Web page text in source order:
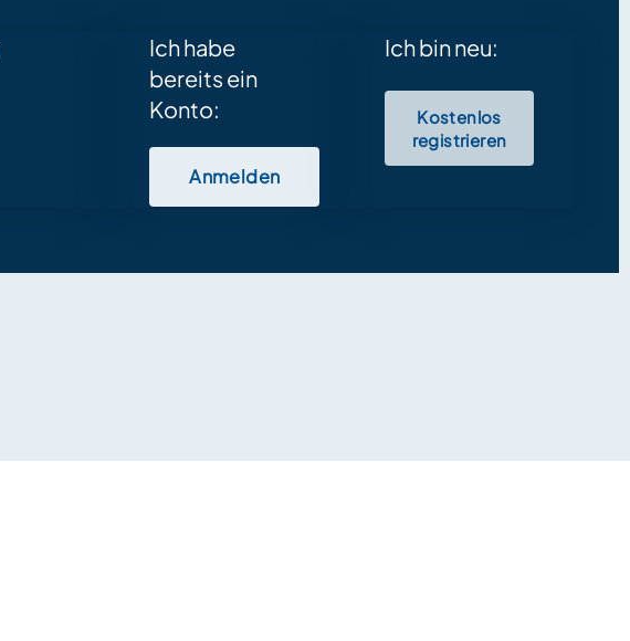
Ich habe
bereits ein
Konto:
Anmelden
Ich bin neu:
Kostenlos
registrieren